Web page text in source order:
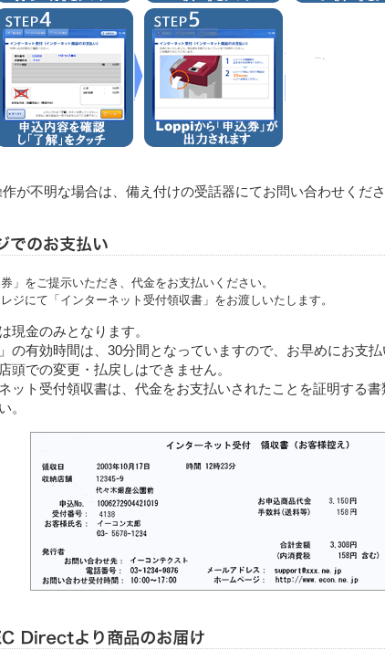
が不明な場合は、備え付けの受話器にてお問い合わせくださ
」をご提示いただき、代金をお支払いください。
ジにて「インターネット受付領収書」をお渡しいたします。
現金のみとなります。
の有効時間は、30分間となっていますので、お早めにお支払
頭での変更・払戻しはできません。
ット受付領収書は、代金をお支払いされたことを証明する
。